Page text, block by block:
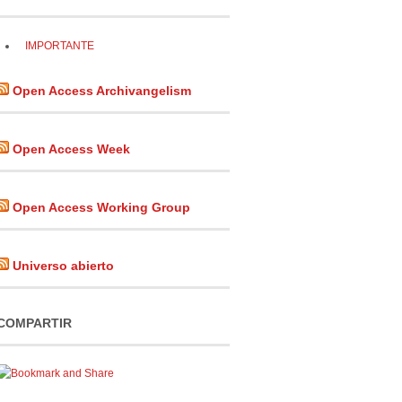
IMPORTANTE
Open Access Archivangelism
Open Access Week
Open Access Working Group
Universo abierto